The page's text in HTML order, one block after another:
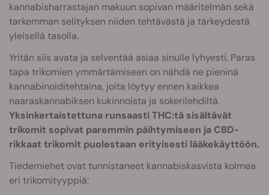
kannabisharrastajan makuun sopivan määritelmän sekä
tarkemman selityksen niiden tehtävästä ja tärkeydestä
yleisellä tasolla.
Yritän siis avata ja selventää asiaa sinulle lyhyesti. Paras
tapa trikomien ymmärtämiseen on nähdä ne pieninä
kannabinoiditehtaina, joita löytyy ennen kaikkea
naaraskannabiksen kukinnoista ja sokerilehdiltä.
Yksinkertaistettuna runsaasti THC:tä sisältävät
trikomit sopivat paremmin päihtymiseen ja CBD-
rikkaat trikomit puolestaan erityisesti lääkekäyttöön.
Tiedemiehet ovat tunnistaneet kannabiskasvista kolmea
eri trikomityyppiä: